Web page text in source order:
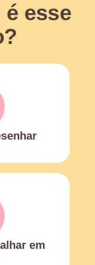
é esse
em